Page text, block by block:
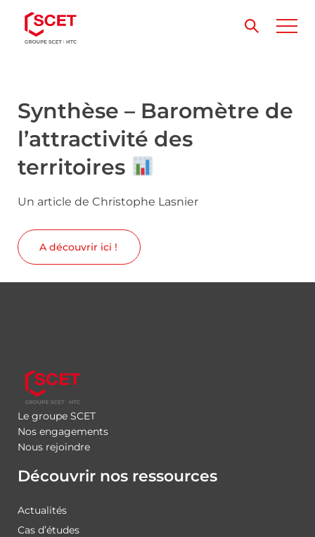
Synthèse – Baromètre de
l’attractivité des
territoires
Un article de Christophe Lasnier
A découvrir ici !
Le groupe SCET
Nos engagements
Nous rejoindre
Découvrir nos ressources
Actualités
Cas d’études